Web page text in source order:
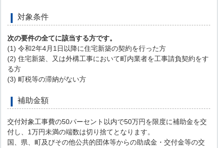
対象条件
次の要件の全てに該当する方です。
(1) 令和2年4月1日以降に住宅新築の契約を行った方
(2) 住宅新築、又は外構工事において町内業者を工事請負契約をす
る方
(3) 町税等の滞納がない方
補助金額
交付対象工事費の50パーセント以内で50万円を限度に補助金を交
付し、1万円未満の端数は切り捨てとなります。
国、県、町及びその他公共的団体等からの助成金・交付金等の交